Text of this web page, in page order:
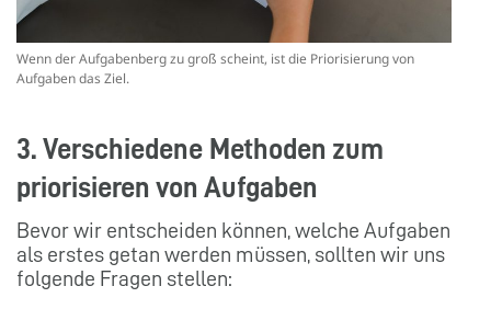
Wenn der Aufgabenberg zu groß scheint, ist die Priorisierung von
Aufgaben das Ziel.
3. Verschiedene Methoden zum
priorisieren von Aufgaben
Bevor wir entscheiden können, welche Aufgaben
als erstes getan werden müssen, sollten wir uns
folgende Fragen stellen: